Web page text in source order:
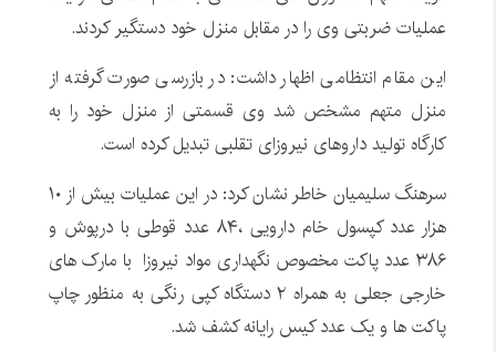
عملیات ضربتی وی را در مقابل منزل خود دستگیر کردند.
این مقام انتظامی اظهار داشت: در بازرسی صورت گرفته از
منزل متهم مشخص شد وی قسمتی از منزل خود را به
کارگاه تولید داروهای نیروزای تقلبی تبدیل کرده است.
سرهنگ سلیمیان خاطر نشان کرد: در این عملیات بیش از ۱۰
هزار عدد کپسول خام دارویی ،۸۴ عدد قوطی با درپوش و
۳۸۶ عدد پاکت مخصوص نگهداری مواد نیروزا با مارک های
خارجی جعلی به همراه ۲ دستگاه کپی رنگی به منظور چاپ
پاکت ها و یک عدد کیس رایانه کشف شد.